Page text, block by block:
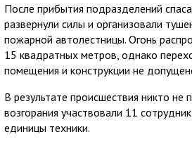
После прибытия подразделений
развернули силы и организовали
пожарной автолестницы. Огонь
15 квадратных метров, однако
помещения и конструкции не
В результате происшествия никто не
возгорания участвовали 11
единицы техники.